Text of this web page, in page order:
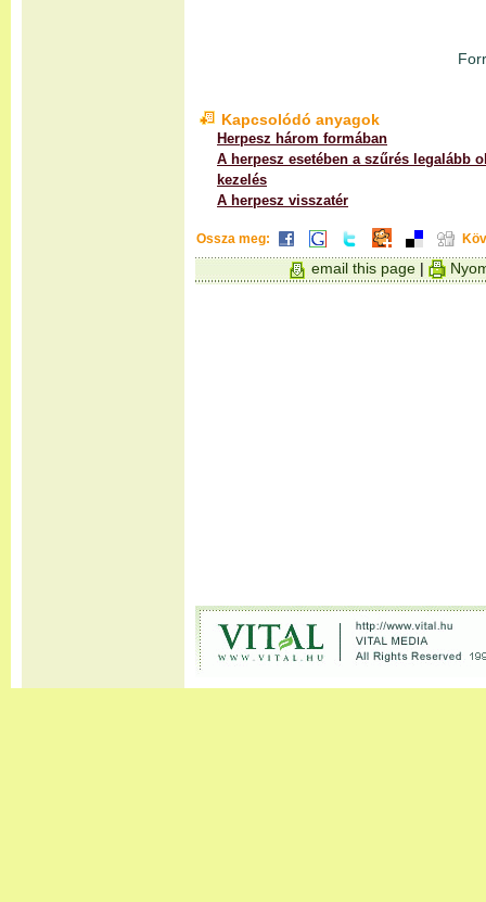
Kapcsolódó anyagok
Herpesz három formában
A herpesz esetében a szűrés legalább
kezelés
A herpesz visszatér
Ossza meg:
email this page |